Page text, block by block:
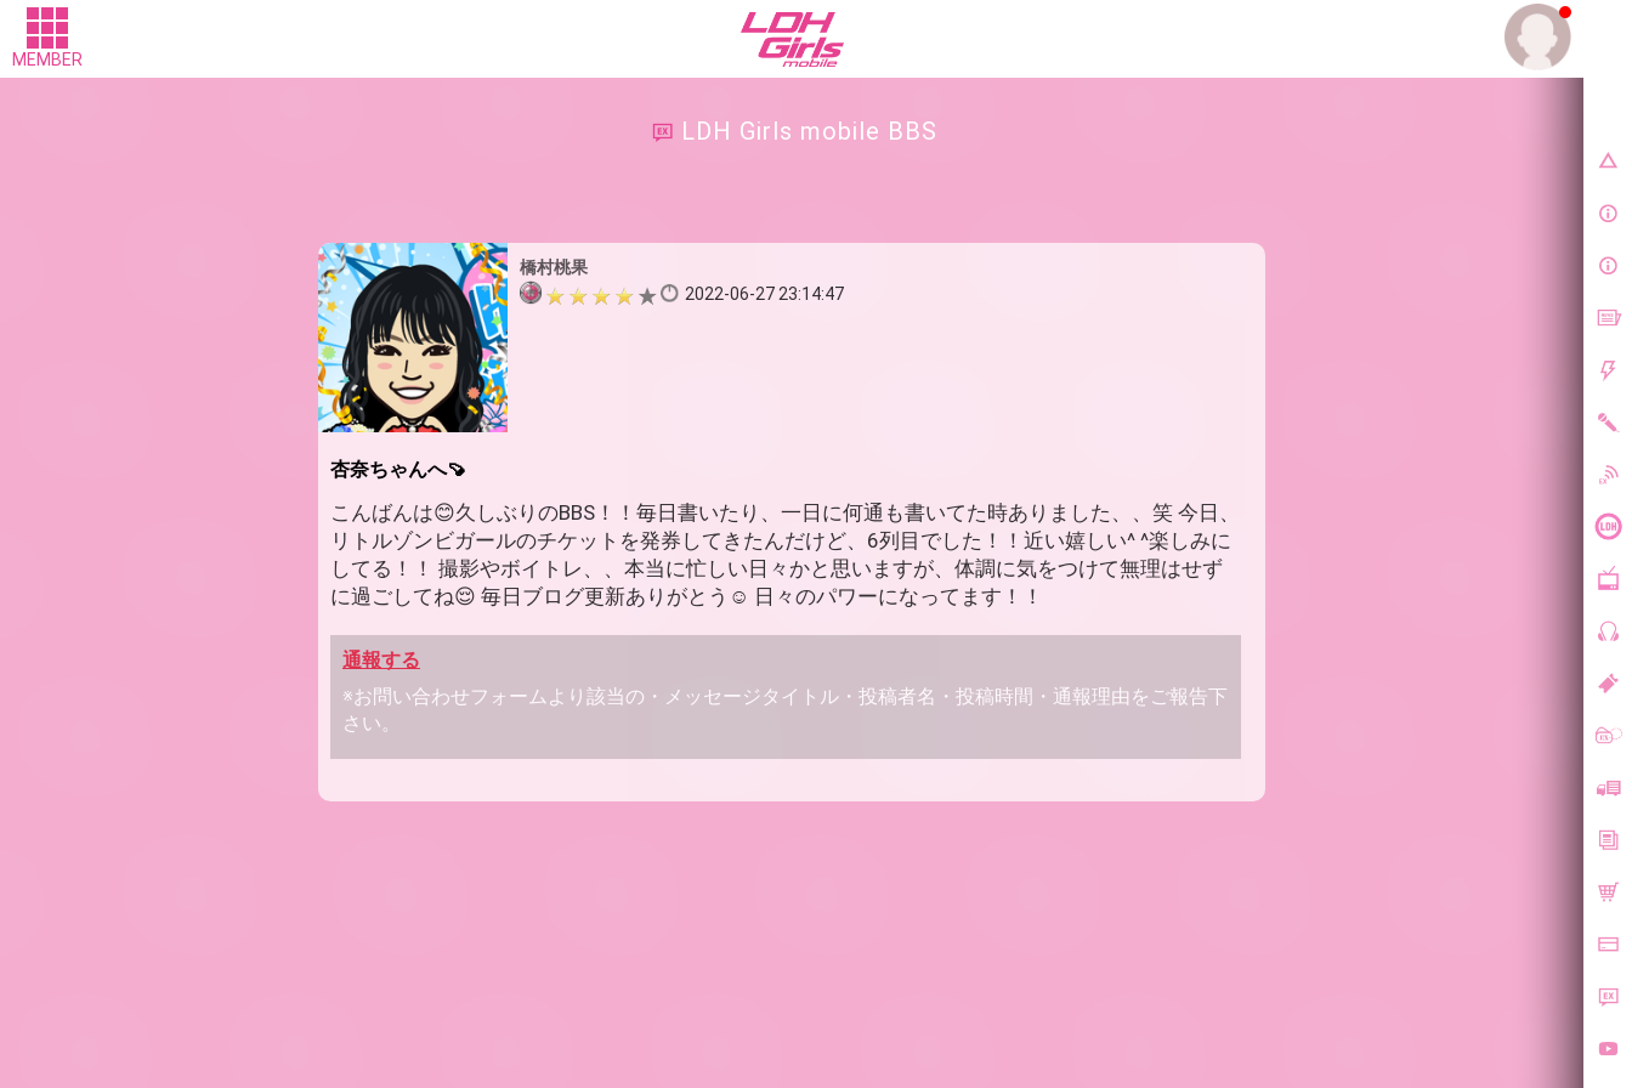
MEMBER
LDH Girls mobile BBS
橋村桃果
2022-06-27 23:14:47
杏奈ちゃんへ🍠
こんばんは😊久しぶりのBBS！！毎日書いたり、一日に何通も書いてた時ありました、、笑 今日、
リトルゾンビガールのチケットを発券してきたんだけど、6列目でした！！近い嬉しい^ ^楽しみに
してる！！ 撮影やボイトレ、、本当に忙しい日々かと思いますが、体調に気をつけて無理はせず
に過ごしてね😌 毎日ブログ更新ありがとう☺️ 日々のパワーになってます！！
通報する
※お問い合わせフォームより該当の・メッセージタイトル・投稿者名・投稿時間・通報理由をご報告下
さい。